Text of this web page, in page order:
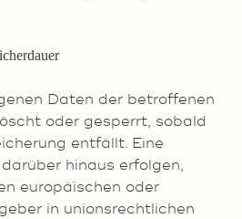
Daten der betroffenen
oder gesperrt, sobald
entfällt. Eine
hinaus erfolgen,
europäischen oder
in unionsrechtlichen